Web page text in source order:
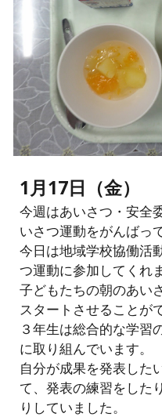
1月17日（金）
今週はあいさつ・安全
いさつ運動をがんばっ
今日は地域学校協働活
つ運動に参加してくれ
子どもたちの朝のあい
スタートさせることが
３年生は総合的な学習
に取り組んでいます。
自分が成果を発表した
て、発表の練習をした
りしていました。